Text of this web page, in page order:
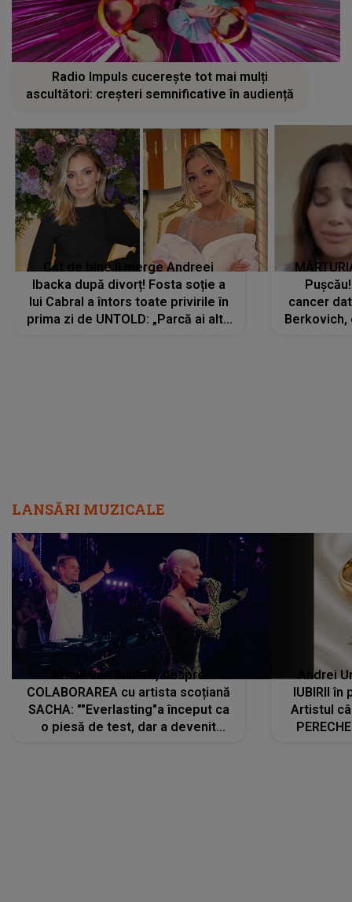
Radio Impuls cucerește tot mai mulți
ascultători: creșteri semnificative în audiență
Cât de bine îi merge Andreei
Ibacka după divorț! Fosta soție a
lui Cabral a întors toate privirile în
prima zi de UNTOLD: „Parcă ai altă
cancer
LANSĂRI MUZICALE
Armin van Buuren, despre
COLABORAREA cu artista scoțiană
SACHA: ""Everlasting"a început ca
o piesă de test, dar a devenit
Andrei
IUBIRII în
Artistul